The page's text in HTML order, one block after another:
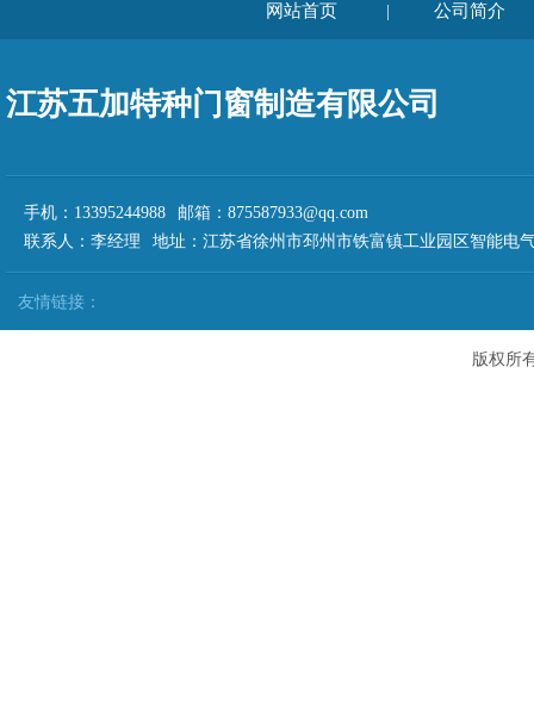
网站首页 公司简介
江苏五加特种门窗制造有限公司
手机：13395244988 邮箱：875587933@qq.com
联系人：李经理 地址：江苏省徐州市邳州市铁富镇工业园区智能电
友情链接：
版权所